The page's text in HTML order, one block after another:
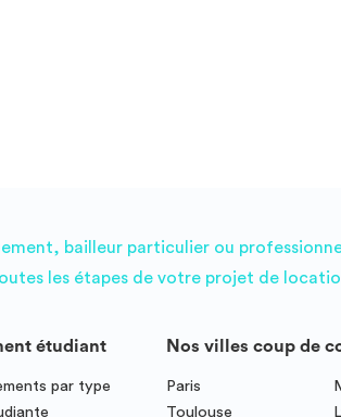
bailleur particulier ou
les étapes de votre projet de
étudiant
par type
Nos villes coup de
Paris
Toulouse